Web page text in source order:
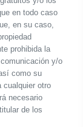
en todo caso
en su caso,
prohibida la
y/o
como su
cualquier otro
necesario
de los